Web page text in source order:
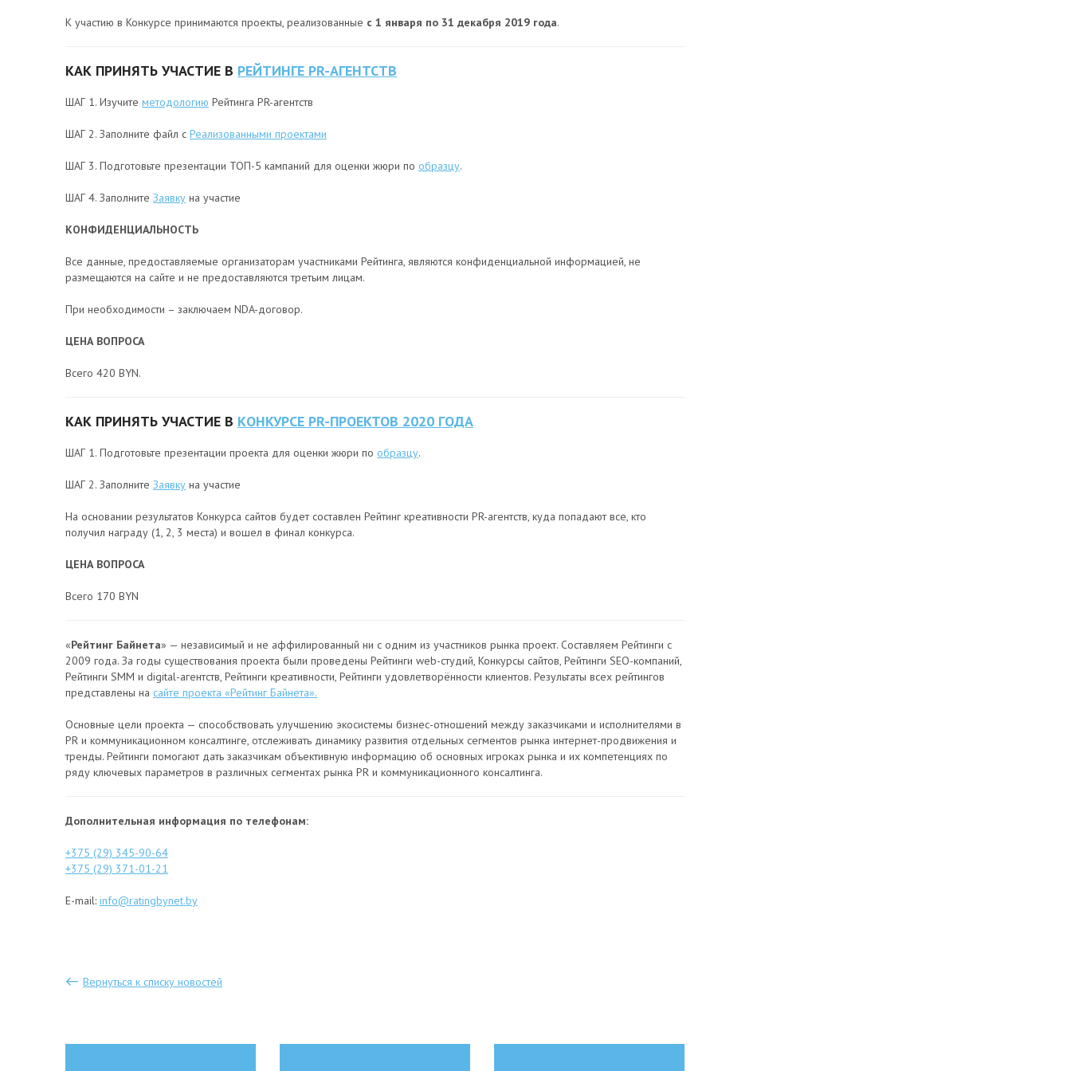
К участию в Конкурсе принимаются проекты, реализованные с 1 января по 31 декабря 2019 года.
КАК ПРИНЯТЬ УЧАСТИЕ В РЕЙТИНГЕ PR-АГЕНТСТВ
ШАГ 1. Изучите методологию Рейтинга PR-агентств
ШАГ 2. Заполните файл с Реализованными проектами
ШАГ 3. Подготовьте презентации ТОП-5 кампаний для оценки жюри по образцу.
ШАГ 4. Заполните Заявку на участие
КОНФИДЕНЦИАЛЬНОСТЬ
Все данные, предоставляемые организаторам участниками Рейтинга, являются конфиденциальной информацией, не
размещаются на сайте и не предоставляются третьим лицам.
При необходимости – заключаем NDA-договор.
ЦЕНА ВОПРОСА
Всего 420 BYN.
КАК ПРИНЯТЬ УЧАСТИЕ В КОНКУРСЕ PR-ПРОЕКТОВ 2020 ГОДА
ШАГ 1. Подготовьте презентации проекта для оценки жюри по образцу.
ШАГ 2. Заполните Заявку на участие
На основании результатов Конкурса сайтов будет составлен Рейтинг креативности PR-агентств, куда попадают все, кто
получил награду (1, 2, 3 места) и вошел в финал конкурса.
ЦЕНА ВОПРОСА
Всего 170 BYN
«Рейтинг Байнета» — независимый и не аффилированный ни с одним из участников рынка проект. Составляем Рейтинги с
2009 года. За годы существования проекта были проведены Рейтинги web-студий, Конкурсы сайтов, Рейтинги SEO-компаний,
Рейтинги SMM и digital-агентств, Рейтинги креативности, Рейтинги удовлетворённости клиентов. Результаты всех рейтингов
представлены на сайте проекта «Рейтинг Байнета».
Основные цели проекта — способствовать улучшению экосистемы бизнес-отношений между заказчиками и исполнителями в
PR и коммуникационном консалтинге, отслеживать динамику развития отдельных сегментов рынка интернет-продвижения и
тренды. Рейтинги помогают дать заказчикам объективную информацию об основных игроках рынка и их компетенциях по
ряду ключевых параметров в различных сегментах рынка PR и коммуникационного консалтинга.
Дополнительная информация по телефонам:
+375 (29) 345-90-64
+375 (29) 371-01-21
E-mail: info@ratingbynet.by
Вернуться к списку новостей